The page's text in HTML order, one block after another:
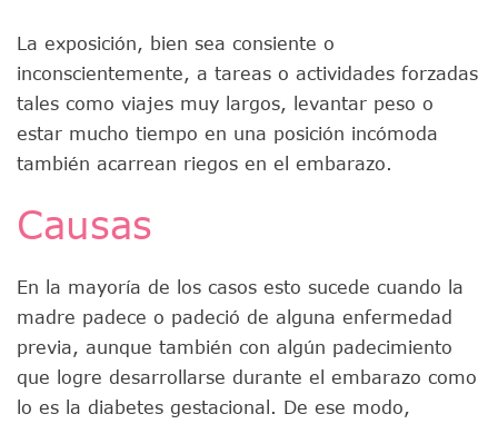
La exposición, bien sea consiente o
inconscientemente, a tareas o actividades forzadas
tales como viajes muy largos, levantar peso o
estar mucho tiempo en una posición incómoda
también acarrean riegos en el embarazo.
Causas
En la mayoría de los casos esto sucede cuando la
madre padece o padeció de alguna enfermedad
previa, aunque también con algún padecimiento
que logre desarrollarse durante el embarazo como
lo es la diabetes gestacional. De ese modo,